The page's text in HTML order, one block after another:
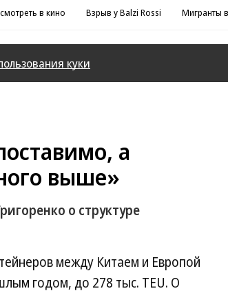
в кино Взрыв у Balzi Rossi Мигранты
куки
а
выше»
о структуре
между Китаем и Европой
годом, до 278 тыс. TEU. О